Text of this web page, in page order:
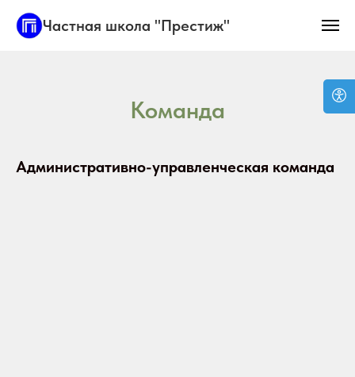
Частная школа "Престиж"
Команда
Административно-управленческая команда